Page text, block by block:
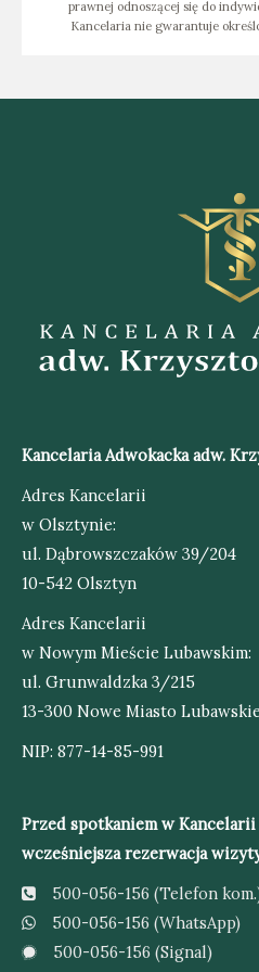
prawnej odnoszącej się do
Kancelaria nie gwarantuje
Kancelaria Adwokacka adw.
Adres Kancelarii
w Olsztynie:
ul. Dąbrowszczaków 39/204
10-542 Olsztyn
Adres Kancelarii
w Nowym Mieście Lubawskim:
ul. Grunwaldzka 3/215
13-300 Nowe Miasto Lubawskie
NIP: 877-14-85-991
Przed spotkaniem w
wcześniejsza rezerwacja
500-056-156 (Telefon
500-056-156 (WhatsApp)
500-056-156 (Signal)